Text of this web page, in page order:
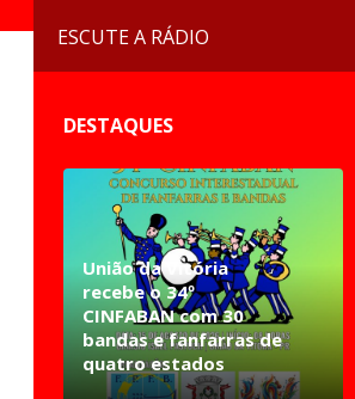
ESCUTE A RÁDIO
DESTAQUES
União da Vitória
recebe o 34º
CINFABAN com 30
bandas e fanfarras de
quatro estados